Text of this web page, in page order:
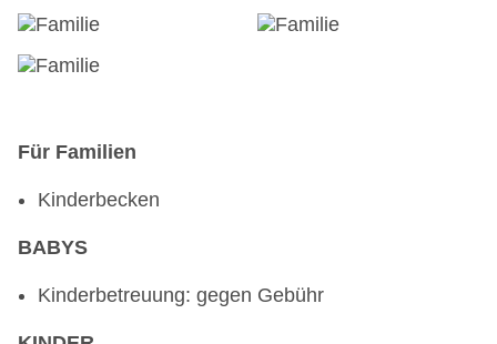
Für Familien
Kinderbecken
BABYS
Kinderbetreuung: gegen Gebühr